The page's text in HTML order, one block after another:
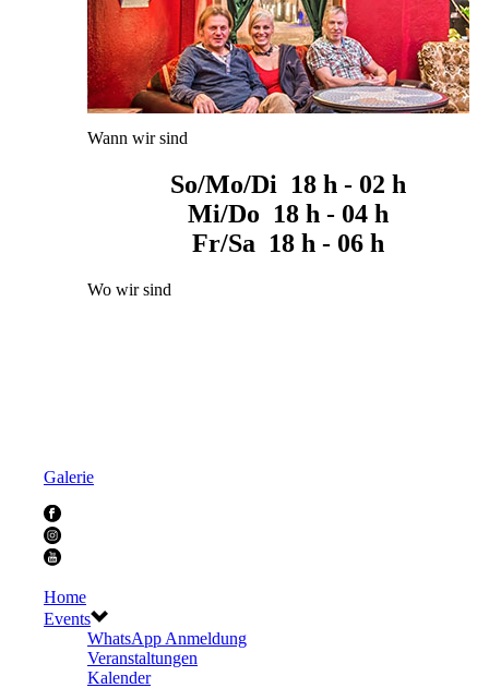
Wann wir sind
So/Mo/Di 18 h - 02 h
Mi/Do 18 h - 04 h
Fr/Sa 18 h - 06 h
Wo wir sind
Galerie
Home
Events
WhatsApp Anmeldung
Veranstaltungen
Kalender